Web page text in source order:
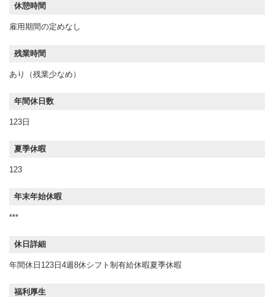
休憩時間
雇用期間の定めなし
残業時間
あり（残業少なめ）
年間休日数
123日
夏季休暇
123
年末年始休暇
***
休日詳細
年間休日123日4週8休シフト制有給休暇夏季休暇
福利厚生